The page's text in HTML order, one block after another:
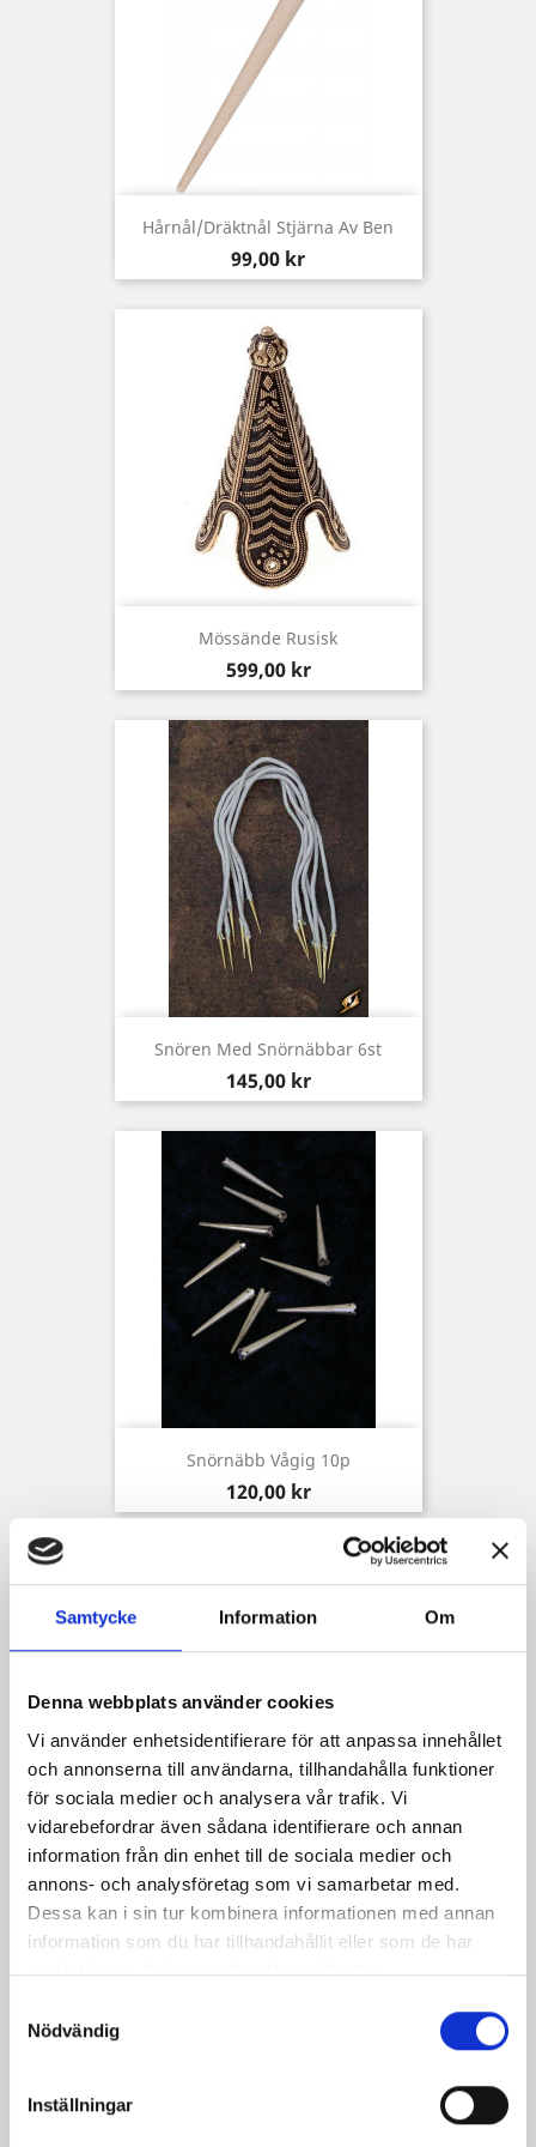
Samtycke Information Om
Denna webbplats använder cookies
Vi använder enhetsidentifierare för att anpassa innehållet
och annonserna till användarna, tillhandahålla funktioner
för sociala medier och analysera vår trafik. Vi
vidarebefordrar även sådana identifierare och annan
information från din enhet till de sociala medier och
annons- och analysföretag som vi samarbetar med.
Dessa kan i sin tur kombinera informationen med annan
information som du har tillhandahållit eller som de har
samlat in när du har använt deras tjänster.
Nödvändig
Inställningar
Hårnål/Dräktnål Stjärna Av Ben
Pris
99,00 kr
Mössände Rusisk
Pris
599,00 kr
Snören Med Snörnäbbar 6st
Pris
145,00 kr
Snörnäbb Vågig 10p
Pris
120,00 kr
Pris
45,00 kr